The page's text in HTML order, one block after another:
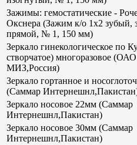
Зажимы: гемостатические -
Окснера (Зажим к/о 1х2 зубый,
прямой, № 1, 150 мм)
Зеркало гинекологическое по
створчатое) многоразовое
МИЗ,Россия)
Зеркало гортанное и
(Саммар
Зеркало носовое 22мм (Саммар
Интернешнл,Пакистан)
Зеркало носовое 30мм (Саммар
Интернешнл,Пакистан)